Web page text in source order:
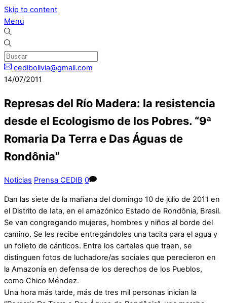
Skip to content
Menu
cedibolivia@gmail.com
14/07/2011
Represas del Río Madera: la resistencia
desde el Ecologismo de los Pobres. “9ª
Romaria Da Terra e Das Águas de
Rondônia”
Noticias Prensa CEDIB 0
Dan las siete de la mañana del domingo 10 de julio de 2011 en
el Distrito de Iata, en el amazónico Estado de Rondônia, Brasil.
Se van congregando mujeres, hombres y niños al borde del
camino. Se les recibe entregándoles una tacita para el agua y
un folleto de cánticos. Entre los carteles que traen, se
distinguen fotos de luchadore/as sociales que perecieron en
la Amazonía en defensa de los derechos de los Pueblos,
como Chico Méndez.
Una hora más tarde, más de tres mil personas inician la